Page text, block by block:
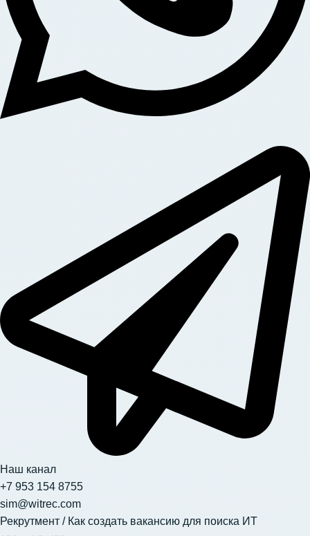
Наш канал
+7 953 154 8755
sim@witrec.com
Рекрутмент / Как создать вакансию для поиска ИТ